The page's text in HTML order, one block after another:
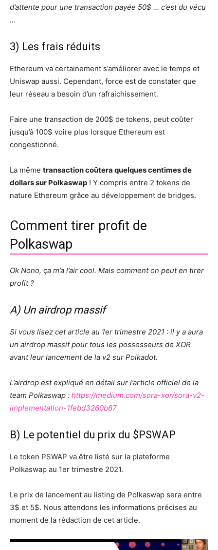
d’attente pour une transaction payée 50$ … c’est du vécu
…
3) Les frais réduits
Ethereum va certainement s’améliorer avec le temps et
Uniswap aussi. Cependant, force est de constater que
leur réseau a besoin d’un rafraichissement.
Faire une transaction de 200$ de tokens, peut coûter
jusqu’à 100$ voire plus lorsque Ethereum est
congestionné.
La même transaction coûtera quelques centimes de
dollars sur Polkaswap ! Y compris entre 2 tokens de
nature Ethereum grâce au développement de bridges.
Comment tirer profit de
Polkaswap
Ok Nono, ça m’a l’air cool. Mais comment on peut en tirer
profit ?
A) Un airdrop massif
Si vous lisez cet article au 1er trimestre 2021 : il y a aura
un airdrop massif pour tous les possesseurs de XOR
avant leur lancement de la v2 sur Polkadot.
L’airdrop est expliqué en détail sur l’article officiel de la
team Polkaswap : https://medium.com/sora-xor/sora-v2-
implementation-1febd3260b87
B) Le potentiel du prix du $PSWAP
Le token PSWAP va être listé sur la plateforme
Polkaswap au 1er trimestre 2021.
Le prix de lancement au listing de Polkaswap sera entre
3$ et 5$. Nous attendons les informations précises au
moment de la rédaction de cet article.